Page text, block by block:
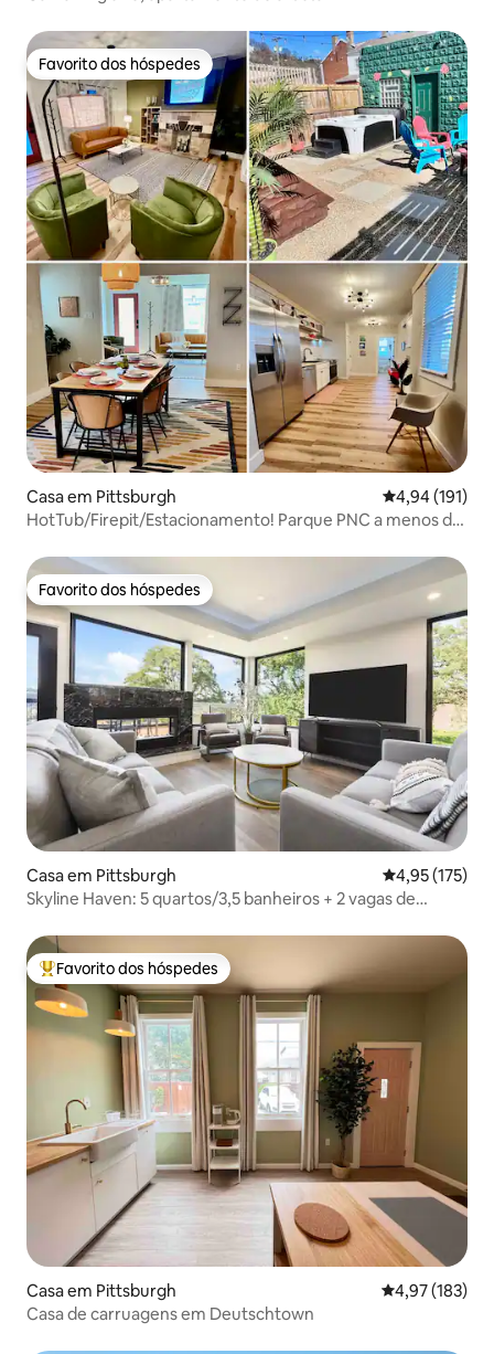
Favorito dos hóspedes
Favorito dos hóspedes
Casa em Pittsburgh Classificação
4,94 (191)
HotTub/Firepit/Estacionamento! Parque PNC a menos de
Favorito dos hóspedes
Favorito dos hóspedes
Casa em Pittsburgh Classificação
4,95 (175)
Skyline Haven: 5 quartos/3,5 banheiros + 2 vagas de
Favoritos dos hóspedes mais apreciados
Favorito dos hóspedes
Casa em Pittsburgh Classificação
4,97 (183)
Casa de carruagens em Deutschtown